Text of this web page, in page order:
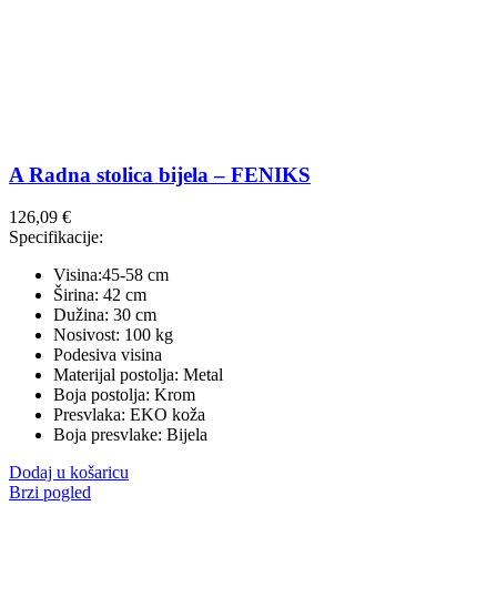
A Radna stolica bijela – FENIKS
126,09 €
Specifikacije:
Visina:45-58 cm
Širina: 42 cm
Dužina: 30 cm
Nosivost: 100 kg
Podesiva visina
Materijal postolja: Metal
Boja postolja: Krom
Presvlaka: EKO koža
Boja presvlake: Bijela
Dodaj u košaricu
Brzi pogled